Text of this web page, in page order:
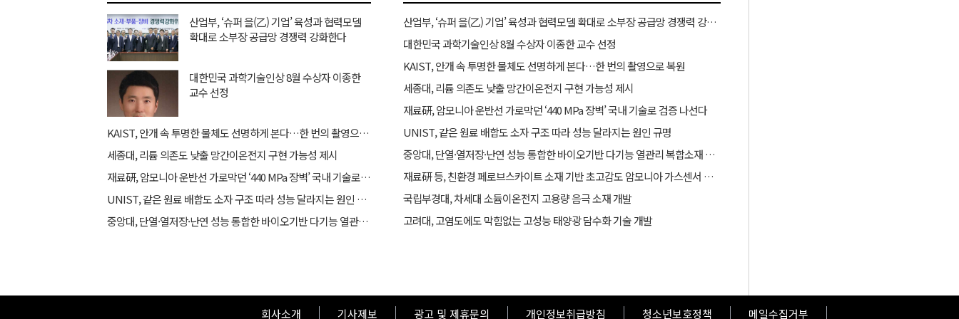
산업부, ‘슈퍼 을(乙) 기업’ 육성과 협력모델
확대로 소부장 공급망 경쟁력 강화한다
대한민국 과학기술인상 8월 수상자 이종한
교수 선정
KAIST, 안개 속 투명한 물체도 선명하게 본다…한 번의 촬영으로 복원​
세종대, 리튬 의존도 낮출 망간이온전지 구현 가능성 제시
재료硏, 암모니아 운반선 가로막던 ‘440 MPa 장벽’ 국내 기술로 검증 나선다
UNIST, 같은 원료 배합도 소자 구조 따라 성능 달라지는 원인 규명
중앙대, 단열·열저장·난연 성능 통합한 바이오기반 다기능 열관리 복합소재 개발
산업부, ‘슈퍼 을(乙) 기업’ 육성과 협력모델 확대로 소부장 공급망 경쟁력 강화한다
대한민국 과학기술인상 8월 수상자 이종한 교수 선정
KAIST, 안개 속 투명한 물체도 선명하게 본다…한 번의 촬영으로 복원​
세종대, 리튬 의존도 낮출 망간이온전지 구현 가능성 제시
재료硏, 암모니아 운반선 가로막던 ‘440 MPa 장벽’ 국내 기술로 검증 나선다
UNIST, 같은 원료 배합도 소자 구조 따라 성능 달라지는 원인 규명
중앙대, 단열·열저장·난연 성능 통합한 바이오기반 다기능 열관리 복합소재 개발
재료硏 등, 친환경 페로브스카이트 소재 기반 초고감도 암모니아 가스센서 개발
국립부경대, 차세대 소듐이온전지 고용량 음극 소재 개발
고려대, 고염도에도 막힘없는 고성능 태양광 담수화 기술 개발
회사소개 기사제보 광고 및 제휴문의 개인정보취급방침 청소년보호정책 메일수집거부